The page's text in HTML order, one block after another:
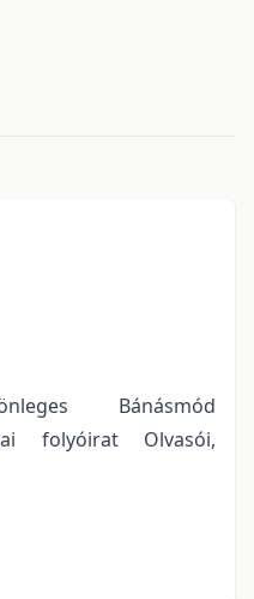
Bánásmód
folyóirat Olvasói,